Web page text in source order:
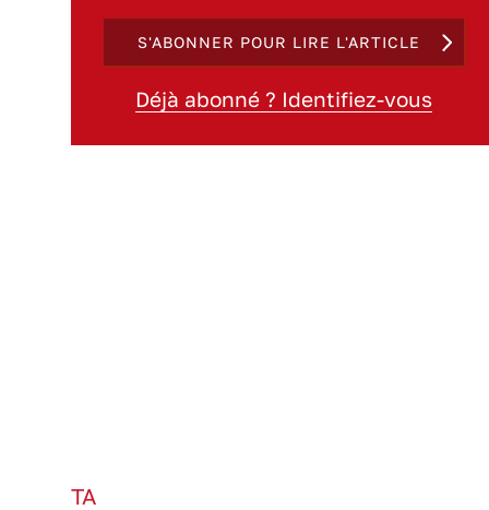
S'ABONNER POUR LIRE L'ARTICLE
Déjà abonné ? Identifiez-vous
TA